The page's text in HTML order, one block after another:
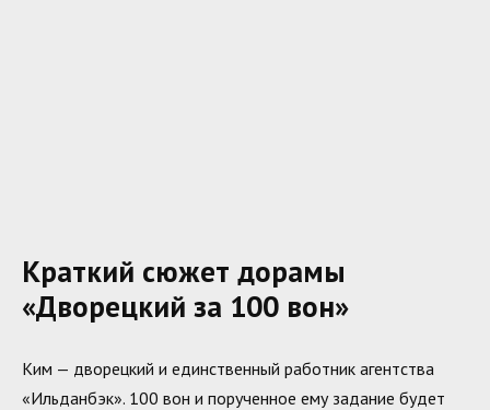
Краткий сюжет дорамы
«Дворецкий за 100 вон»
Ким — дворецкий и единственный работник агентства
«Ильданбэк». 100 вон и порученное ему задание будет